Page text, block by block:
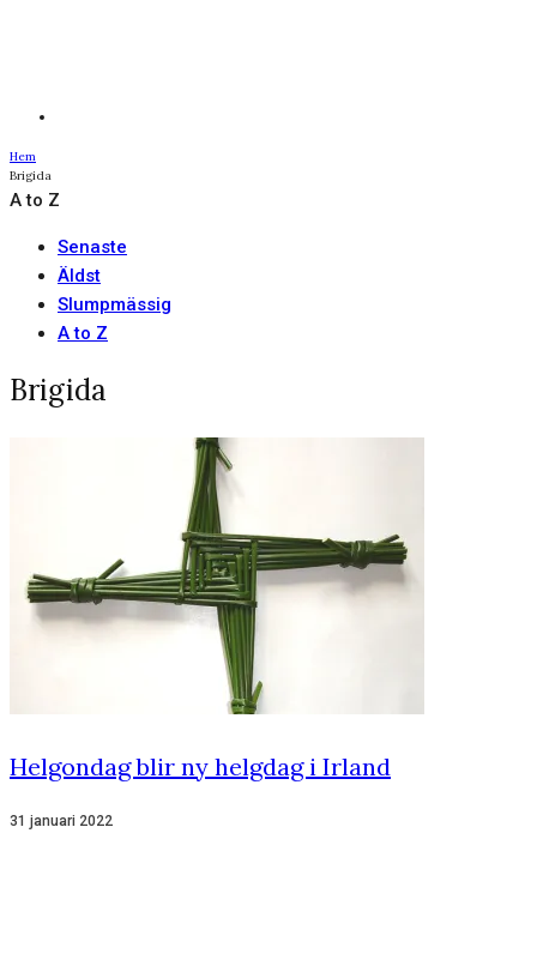
Hem
Brigida
A to Z
Senaste
Äldst
Slumpmässig
A to Z
Brigida
Helgondag blir ny helgdag i Irland
31 januari 2022